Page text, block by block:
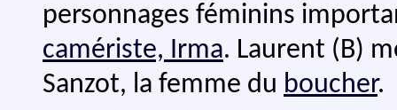
personnages féminins
camériste, Irma. Laurent (B)
Sanzot, la femme du boucher.